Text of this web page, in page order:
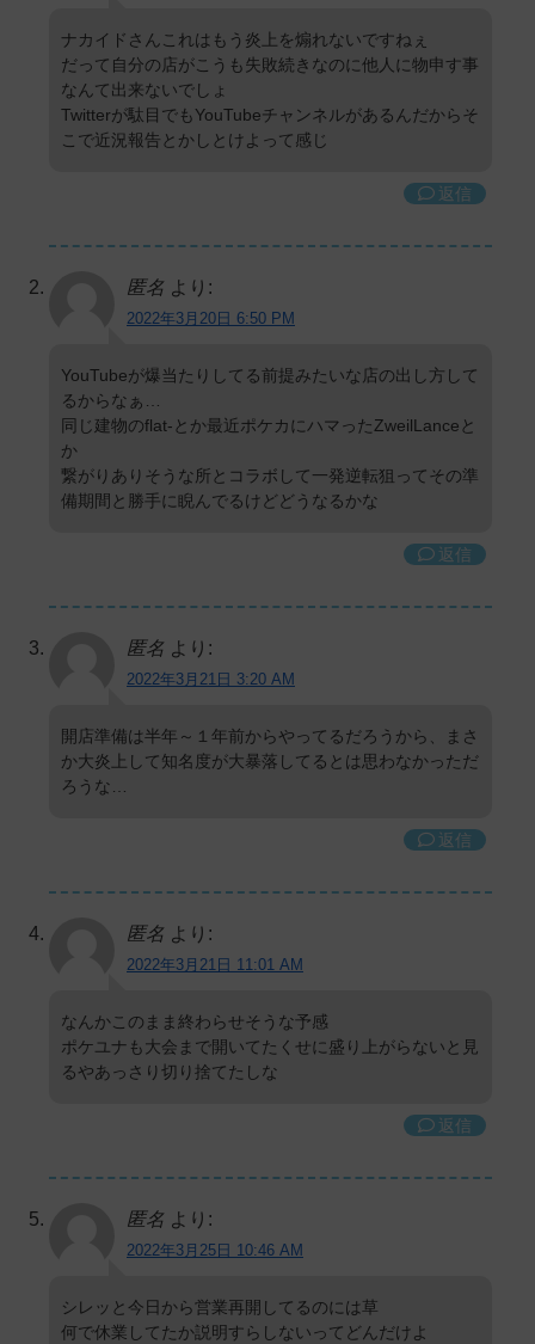
ナカイドさんこれはもう炎上を煽れないですねぇ
だって自分の店がこうも失敗続きなのに他人に物申す事
なんて出来ないでしょ
Twitterが駄目でもYouTubeチャンネルがあるんだからそ
こで近況報告とかしとけよって感じ
返信
匿名 より:
2022年3月20日 6:50 PM
YouTubeが爆当たりしてる前提みたいな店の出し方して
るからなぁ…
同じ建物のflat-とか最近ポケカにハマったZweilLanceと
か
繋がりありそうな所とコラボして一発逆転狙ってその準
備期間と勝手に睨んでるけどどうなるかな
返信
匿名 より:
2022年3月21日 3:20 AM
開店準備は半年～１年前からやってるだろうから、まさ
か大炎上して知名度が大暴落してるとは思わなかっただ
ろうな…
返信
匿名 より:
2022年3月21日 11:01 AM
なんかこのまま終わらせそうな予感
ポケユナも大会まで開いてたくせに盛り上がらないと見
るやあっさり切り捨てたしな
返信
匿名 より:
2022年3月25日 10:46 AM
シレッと今日から営業再開してるのには草
何で休業してたか説明すらしないってどんだけよ